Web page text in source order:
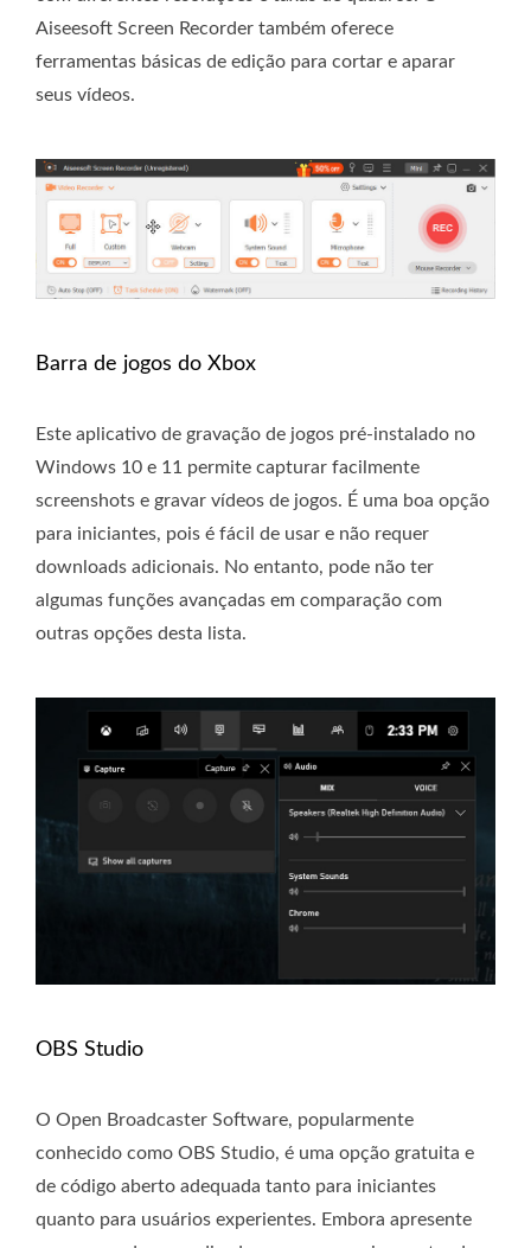
Aiseesoft Screen Recorder também oferece
ferramentas básicas de edição para cortar e aparar
seus vídeos.
Barra de jogos do Xbox
Este aplicativo de gravação de jogos pré-instalado no
Windows 10 e 11 permite capturar facilmente
screenshots e gravar vídeos de jogos. É uma boa opção
para iniciantes, pois é fácil de usar e não requer
downloads adicionais. No entanto, pode não ter
algumas funções avançadas em comparação com
outras opções desta lista.
OBS Studio
O Open Broadcaster Software, popularmente
conhecido como OBS Studio, é uma opção gratuita e
de código aberto adequada tanto para iniciantes
quanto para usuários experientes. Embora apresente